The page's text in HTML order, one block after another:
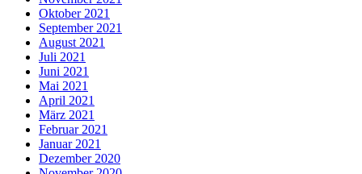
Oktober 2021
September 2021
August 2021
Juli 2021
Juni 2021
Mai 2021
April 2021
März 2021
Februar 2021
Januar 2021
Dezember 2020